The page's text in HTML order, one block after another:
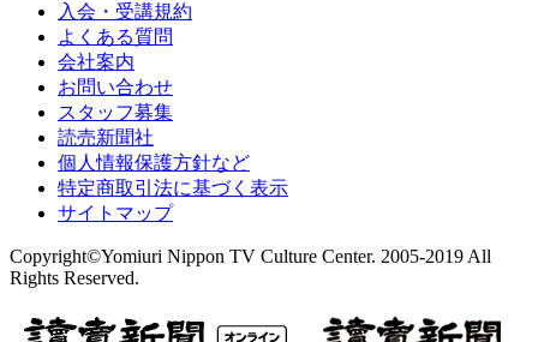
入会・受講規約
よくある質問
会社案内
お問い合わせ
スタッフ募集
読売新聞社
個人情報保護方針など
特定商取引法に基づく表示
サイトマップ
Copyright©Yomiuri Nippon TV Culture Center. 2005-2019 All
Rights Reserved.